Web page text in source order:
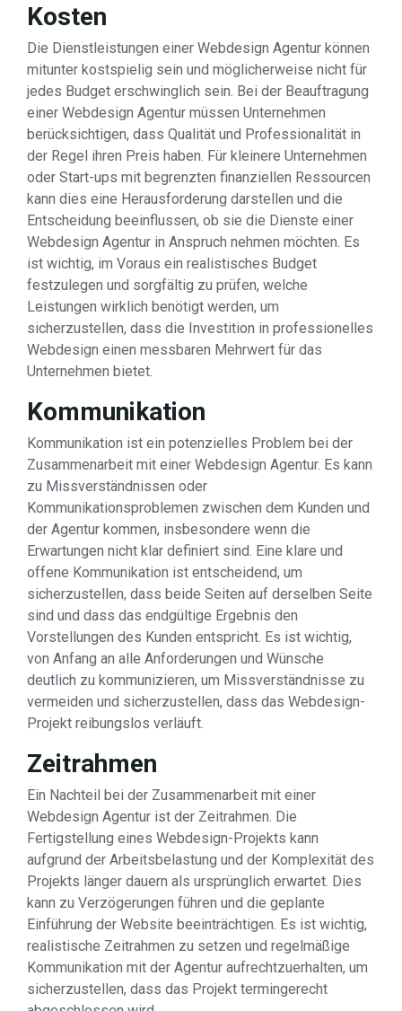
Kosten
Die Dienstleistungen einer Webdesign Agentur können
mitunter kostspielig sein und möglicherweise nicht für
jedes Budget erschwinglich sein. Bei der Beauftragung
einer Webdesign Agentur müssen Unternehmen
berücksichtigen, dass Qualität und Professionalität in
der Regel ihren Preis haben. Für kleinere Unternehmen
oder Start-ups mit begrenzten finanziellen Ressourcen
kann dies eine Herausforderung darstellen und die
Entscheidung beeinflussen, ob sie die Dienste einer
Webdesign Agentur in Anspruch nehmen möchten. Es
ist wichtig, im Voraus ein realistisches Budget
festzulegen und sorgfältig zu prüfen, welche
Leistungen wirklich benötigt werden, um
sicherzustellen, dass die Investition in professionelles
Webdesign einen messbaren Mehrwert für das
Unternehmen bietet.
Kommunikation
Kommunikation ist ein potenzielles Problem bei der
Zusammenarbeit mit einer Webdesign Agentur. Es kann
zu Missverständnissen oder
Kommunikationsproblemen zwischen dem Kunden und
der Agentur kommen, insbesondere wenn die
Erwartungen nicht klar definiert sind. Eine klare und
offene Kommunikation ist entscheidend, um
sicherzustellen, dass beide Seiten auf derselben Seite
sind und dass das endgültige Ergebnis den
Vorstellungen des Kunden entspricht. Es ist wichtig,
von Anfang an alle Anforderungen und Wünsche
deutlich zu kommunizieren, um Missverständnisse zu
vermeiden und sicherzustellen, dass das Webdesign-
Projekt reibungslos verläuft.
Zeitrahmen
Ein Nachteil bei der Zusammenarbeit mit einer
Webdesign Agentur ist der Zeitrahmen. Die
Fertigstellung eines Webdesign-Projekts kann
aufgrund der Arbeitsbelastung und der Komplexität des
Projekts länger dauern als ursprünglich erwartet. Dies
kann zu Verzögerungen führen und die geplante
Einführung der Website beeinträchtigen. Es ist wichtig,
realistische Zeitrahmen zu setzen und regelmäßige
Kommunikation mit der Agentur aufrechtzuerhalten, um
sicherzustellen, dass das Projekt termingerecht